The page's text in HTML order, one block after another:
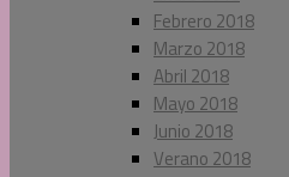
Febrero 2018
Marzo 2018
Abril 2018
Mayo 2018
Junio 2018
Verano 2018